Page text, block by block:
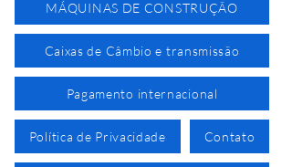
MÁQUINAS DE CONSTRUÇÃO
Caixas de Câmbio e transmissão
Pagamento internacional
Política de Privacidade Contato